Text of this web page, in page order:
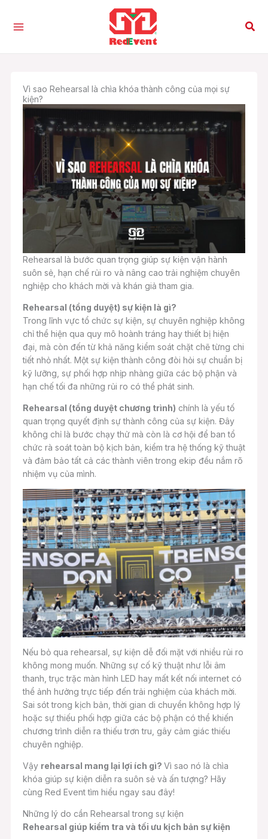
Tìm
Vì sao Rehearsal là chìa khóa thành công của mọi sự
kiện?
Rehearsal là bước quan trọng giúp sự kiện vận hành
suôn sẻ, hạn chế rủi ro và nâng cao trải nghiệm chuyên
nghiệp cho khách mời và khán giả tham gia.
Rehearsal (tổng duyệt) sự kiện là gì?
Trong lĩnh vực tổ chức sự kiện, sự chuyên nghiệp không
chỉ thể hiện qua quy mô hoành tráng hay thiết bị hiện
đại, mà còn đến từ khả năng kiểm soát chặt chẽ từng chi
tiết nhỏ nhất. Một sự kiện thành công đòi hỏi sự chuẩn bị
kỹ lưỡng, sự phối hợp nhịp nhàng giữa các bộ phận và
hạn chế tối đa những rủi ro có thể phát sinh.
Rehearsal (tổng duyệt chương trình) chính là yếu tố
quan trọng quyết định sự thành công của sự kiện. Đây
không chỉ là bước chạy thử mà còn là cơ hội để ban tổ
chức rà soát toàn bộ kịch bản, kiểm tra hệ thống kỹ thuật
và đảm bảo tất cả các thành viên trong ekip đều nắm rõ
nhiệm vụ của mình.
Nếu bỏ qua rehearsal, sự kiện dễ đối mặt với nhiều rủi ro
không mong muốn. Những sự cố kỹ thuật như lỗi âm
thanh, trục trặc màn hình LED hay mất kết nối internet có
thể ảnh hưởng trực tiếp đến trải nghiệm của khách mời.
Sai sót trong kịch bản, thời gian di chuyển không hợp lý
hoặc sự thiếu phối hợp giữa các bộ phận có thể khiến
chương trình diễn ra thiếu trơn tru, gây cảm giác thiếu
chuyên nghiệp.
Vậy rehearsal mang lại lợi ích gì? Vì sao nó là chìa
khóa giúp sự kiện diễn ra suôn sẻ và ấn tượng? Hãy
cùng Red Event tìm hiểu ngay sau đây!
Những lý do cần Rehearsal trong sự kiện
Rehearsal giúp kiểm tra và tối ưu kịch bản sự kiện